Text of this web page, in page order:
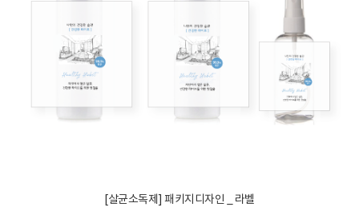
[살균소독제] 패키지디자인 _ 라벨